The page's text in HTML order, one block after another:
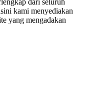
dari seluruh
kami menyediakan
yang mengadakan